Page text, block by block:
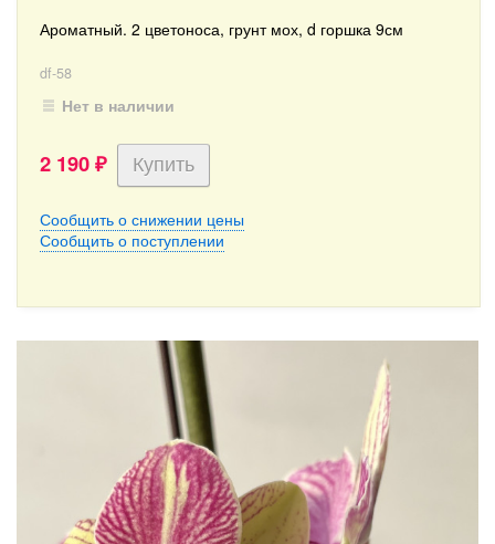
Ароматный. 2 цветоноса, грунт мох, d горшка 9см
df-58
Нет в наличии
2 190 ₽
Сообщить о снижении цены
Сообщить о поступлении